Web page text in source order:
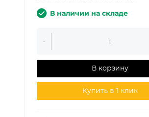
В наличии на складе
-
В корзину
Купить в 1 клик